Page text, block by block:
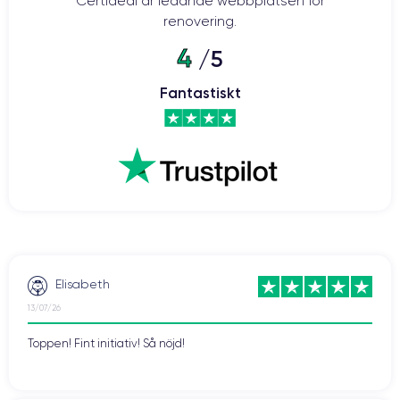
renovering.
4 /5
Fantastiskt
Elisabeth
13/07/26
Toppen! Fint initiativ! Så nöjd!